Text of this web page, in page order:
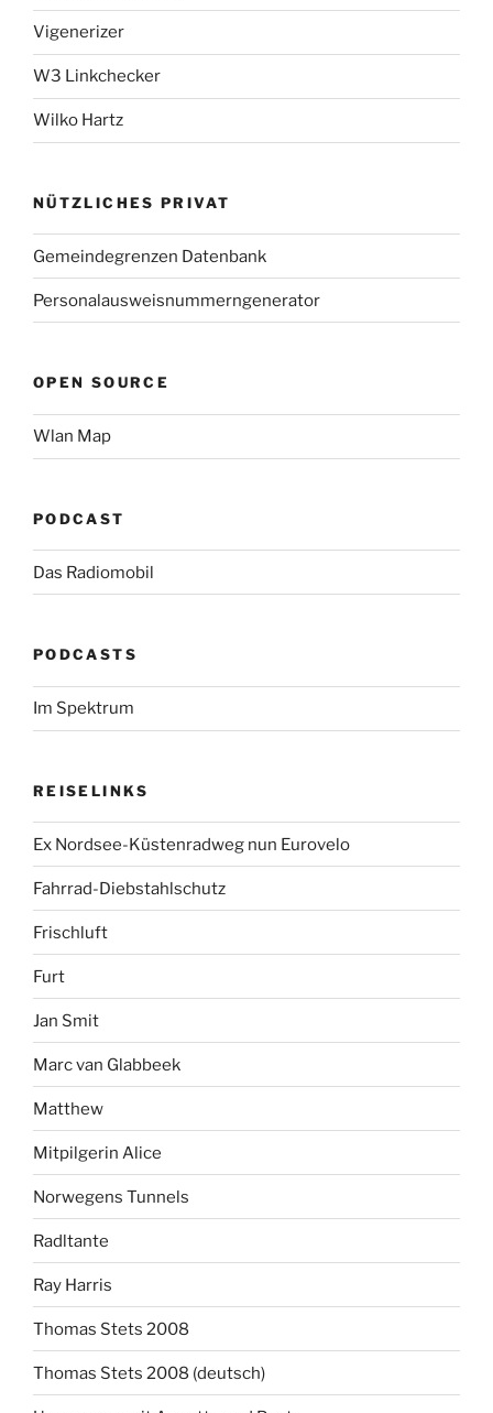
Vigenerizer
W3 Linkchecker
Wilko Hartz
NÜTZLICHES PRIVAT
Gemeindegrenzen Datenbank
Personalausweisnummerngenerator
OPEN SOURCE
Wlan Map
PODCAST
Das Radiomobil
PODCASTS
Im Spektrum
REISELINKS
Ex Nordsee-Küstenradweg nun Eurovelo
Fahrrad-Diebstahlschutz
Frischluft
Furt
Jan Smit
Marc van Glabbeek
Matthew
Mitpilgerin Alice
Norwegens Tunnels
Radltante
Ray Harris
Thomas Stets 2008
Thomas Stets 2008 (deutsch)